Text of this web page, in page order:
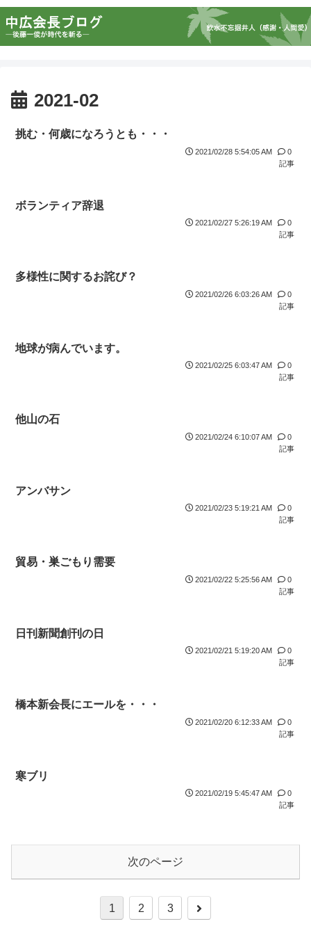
2021-02
挑む・何歳になろうとも・・・
2021/02/28 5:54:05 AM
0
記事
ボランティア辞退
2021/02/27 5:26:19 AM
0
記事
多様性に関するお詫び？
2021/02/26 6:03:26 AM
0
記事
地球が病んでいます。
2021/02/25 6:03:47 AM
0
記事
他山の石
2021/02/24 6:10:07 AM
0
記事
アンバサン
2021/02/23 5:19:21 AM
0
記事
貿易・巣ごもり需要
2021/02/22 5:25:56 AM
0
記事
日刊新聞創刊の日
2021/02/21 5:19:20 AM
0
記事
橋本新会長にエールを・・・
2021/02/20 6:12:33 AM
0
記事
寒ブリ
2021/02/19 5:45:47 AM
0
記事
次のページ
1 2 3